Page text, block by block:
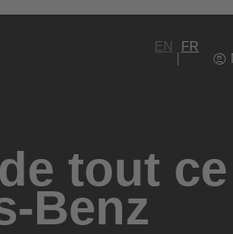
EN
FR
tout
Benz